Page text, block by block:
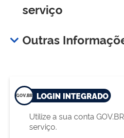
serviço
Outras
LOGIN INTEGRADO
Utilize a sua conta
serviço.